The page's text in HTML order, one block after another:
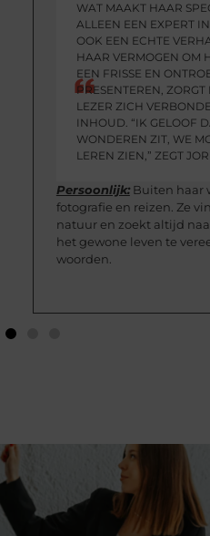
WAT MAAKT HAAR
ALLEEN EEN EXPERT
OOK EEN ECHTE
HAAR VERMOGEN OM
EEN FRISSE EN
PRESENTEREN,
LEZER ZICH
INHOUD. “IK GELOOF
WONDEREN ZIT, WE
LEREN ZIEN,” ZEGT
Persoonlijk:Buiten haar
fotografie en reizen. Ze
natuur en zoekt altijd
het gewone leven te
woorden.